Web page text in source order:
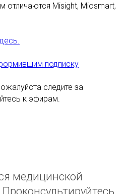
отличаются Misight, Miosmart,
подписку
следите за
к эфирам.
медицинской